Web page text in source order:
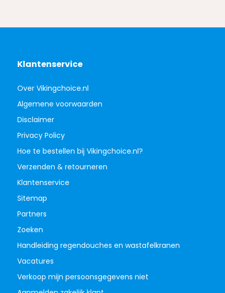
Klantenservice
Over Vikingchoice.nl
Algemene voorwaarden
Disclaimer
Privacy Policy
Hoe te bestellen bij Vikingchoice.nl?
Verzenden & retourneren
Klantenservice
Sitemap
Partners
Zoeken
Handleiding regendouches en wastafelkranen
Vacatures
Verkoop mijn persoonsgegevens niet